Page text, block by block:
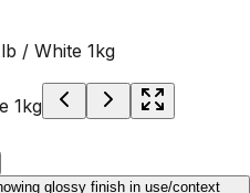
/ White 1kg